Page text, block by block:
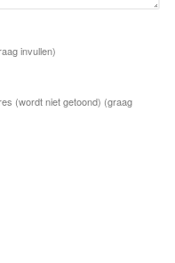
invullen)
(wordt niet getoond) (graag